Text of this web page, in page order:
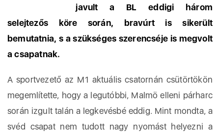
javult a BL eddigi három
selejtezős köre során, bravúrt is sikerült
bemutatnia, s a szükséges szerencséje is megvolt
a csapatnak.
A sportvezető az M1 aktuális csatornán csütörtökön
megemlítette, hogy a legutóbbi, Malmö elleni párharc
során izgult talán a legkevésbé eddig. Mint mondta, a
svéd csapat nem tudott nagy nyomást helyezni a